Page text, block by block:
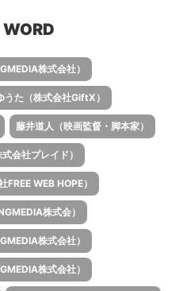
株式会社）
た（株式会社GiftX）
藤井道人（映画監督・脚本家）
会社プレイド）
WEB HOPE）
株式会）
株式会社）
株式会社）